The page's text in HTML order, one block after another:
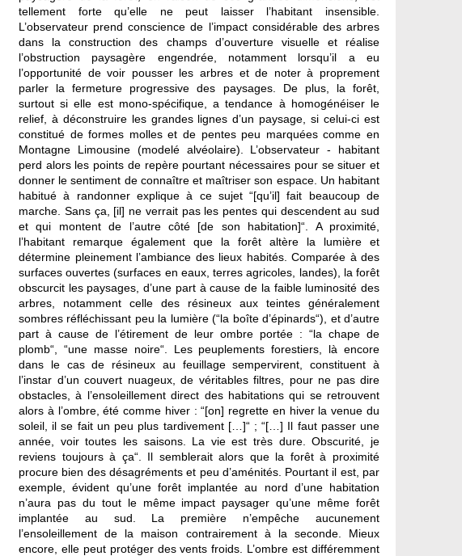
tellement forte qu’elle ne peut laisser l’habitant insensible.
L’observateur prend conscience de l’impact considérable des arbres
dans la construction des champs d’ouverture visuelle et réalise
l’obstruction paysagère engendrée, notamment lorsqu’il a eu
l’opportunité de voir pousser les arbres et de noter à proprement
parler la fermeture progressive des paysages. De plus, la forêt,
surtout si elle est mono-spécifique, a tendance à homogénéiser le
relief, à déconstruire les grandes lignes d’un paysage, si celui-ci est
constitué de formes molles et de pentes peu marquées comme en
Montagne Limousine (modelé alvéolaire). L’observateur - habitant
perd alors les points de repère pourtant nécessaires pour se situer et
donner le sentiment de connaître et maîtriser son espace. Un habitant
habitué à randonner explique à ce sujet “[qu’il] fait beaucoup de
marche. Sans ça, [il] ne verrait pas les pentes qui descendent au sud
et qui montent de l’autre côté [de son habitation]“. A proximité,
l’habitant remarque également que la forêt altère la lumière et
détermine pleinement l’ambiance des lieux habités. Comparée à des
surfaces ouvertes (surfaces en eaux, terres agricoles, landes), la forêt
obscurcit les paysages, d’une part à cause de la faible luminosité des
arbres, notamment celle des résineux aux teintes généralement
sombres réfléchissant peu la lumière (“la boîte d’épinards“), et d’autre
part à cause de l’étirement de leur ombre portée : “la chape de
plomb“, “une masse noire“. Les peuplements forestiers, là encore
dans le cas de résineux au feuillage sempervirent, constituent à
l’instar d’un couvert nuageux, de véritables filtres, pour ne pas dire
obstacles, à l’ensoleillement direct des habitations qui se retrouvent
alors à l’ombre, été comme hiver : “[on] regrette en hiver la venue du
soleil, il se fait un peu plus tardivement […]“ ; “[…] Il faut passer une
année, voir toutes les saisons. La vie est très dure. Obscurité, je
reviens toujours à ça“. Il semblerait alors que la forêt à proximité
procure bien des désagréments et peu d’aménités. Pourtant il est, par
exemple, évident qu’une forêt implantée au nord d’une habitation
n’aura pas du tout le même impact paysager qu’une même forêt
implantée au sud. La première n’empêche aucunement
l’ensoleillement de la maison contrairement à la seconde. Mieux
encore, elle peut protéger des vents froids. L’ombre est différemment